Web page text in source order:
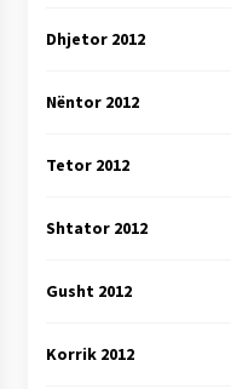
Dhjetor 2012
Nëntor 2012
Tetor 2012
Shtator 2012
Gusht 2012
Korrik 2012